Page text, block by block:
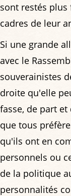
sont restés plus
cadres de leur
Si une grande
avec le
souverainistes
droite qu'elle
fasse, de part
que tous
qu'ils ont en
personnels ou
de la politique
personnalités